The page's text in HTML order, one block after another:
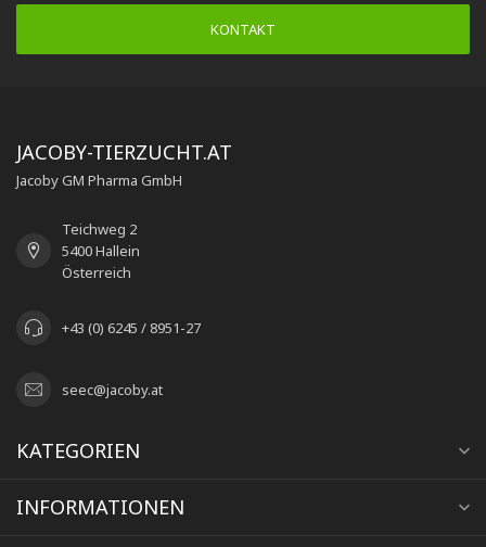
KONTAKT
JACOBY-TIERZUCHT.AT
Jacoby GM Pharma GmbH
Teichweg 2
5400 Hallein
Österreich
+43 (0) 6245 / 8951-27
seec@jacoby.at
KATEGORIEN
INFORMATIONEN